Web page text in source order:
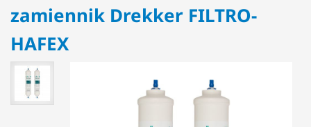
zamiennik Drekker FILTRO-
HAFEX